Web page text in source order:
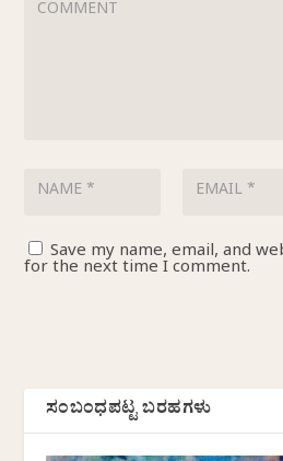
Save my name, email, and
for the next time I comment.
ಸಂಬಂಧಪಟ್ಟ ಬರಹಗಳು